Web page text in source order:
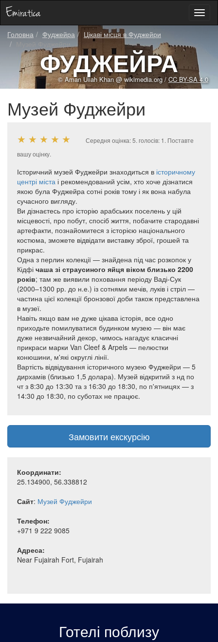
Головна
Фуджейра
Цікаві місця в Фуджейри
Музей Фуджейри
ФУДЖЕЙРА
© Aman Ullah Khan @ wikimedia.org /CC BY-SA 4.0
Музей Фуджейри
★ ★ ★ ★ ★ Середня оцінка:5. голосів: 1 . Поставте
вашу оцінку.
Історичний музей Фуджейри знаходиться в історичному
центрі міста і рекомендований усім, хто хоче дізнатися
якою була Фуджейра сотні років тому і як вона набула
сучасного вигляду.
Ви дізнаєтесь про історію арабських поселень у цій
місцевості, про побут, спосіб життя, побачите стародавні
артефакти, познайомитеся з історією національного
костюма, зможете відвідати виставку зброї, грошей та
прикрас.
Одна з перлин колекції — знайдена під час розкопок у
Кідфі чаша зі страусиного яйця віком близько 2200
років; там же виявили поховання періоду Ваді-Сук
(2000–1300 рр. до н.е.) із сотнями мечів, луків і стріл —
частина цієї колекції бронзової доби також представлена
в музеї.
Навіть якщо вам не дуже цікава історія, все одно
приходьте помилуватися будинком музею — він має
дуже незвичайний декор, чимось нагадує класичні
прикраси марки Van Cleef & Arpels — пелюстки
конюшини, м'які округлі лінії.
Вартість відвідування історичного музею Фуджейри — 5
дирхамів (близько 1,5 долара). Музей відкритий з нд по
чт з 8:30 до 13:30 та з 16:30 до 18:30, по п'ятницях — з
14:30 до 18:30, по суботах не працює.
Замовити екскурсію
Координати:
25.134900, 56.338812
Сайт: Музей Фуджейри
Телефон:
+971 9 222 9085
Адреса:
Near Fujairah Fort, Fujairah
Готелі поблизу